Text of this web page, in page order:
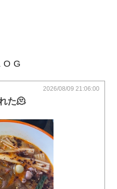
た🫠
2026/08/09 21:06:00